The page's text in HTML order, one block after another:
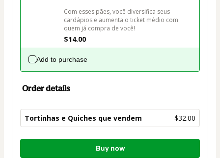
Com esses pães, você diversifica seus
cardápios e aumenta o ticket médio com
quem já compra de você!
$14.00
Add to purchase
Order details
Tortinhas e Quiches que vendem $32.00
Total
Buy now